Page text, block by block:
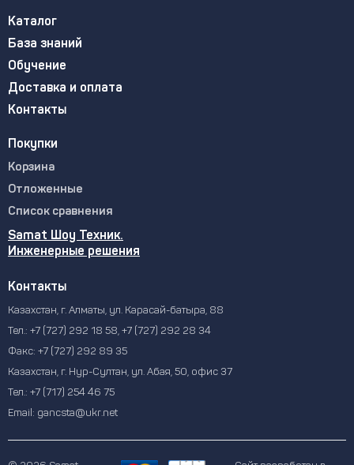
Каталог
База знаний
Обучение
Доставка и оплата
Контакты
Покупки
Корзина
Отложенные
Список сравнения
Samat Шоу Техник.
Инженерные решения
Контакты
Казахстан, г. Алматы, ул. Карасай-батыра, 88
Тел.: +7 (727) 292 18 58, +7 (727) 292 28 34
Факс: +7 (727) 292 89 35
Казахстан, г. Нур-Султан, ул. Абая, 50, офис 37
Тел.: +7 (717) 254 46 75
Email: gancsta@ukr.net